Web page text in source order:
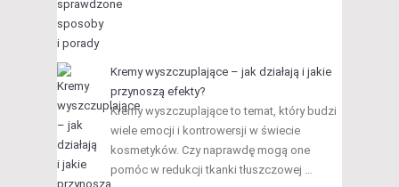
Kremy wyszczuplające – jak działają i jakie
przynoszą efekty?
Kremy wyszczuplające to temat, który budzi
wiele emocji i kontrowersji w świecie
kosmetyków. Czy naprawdę mogą one
pomóc w redukcji tkanki tłuszczowej …